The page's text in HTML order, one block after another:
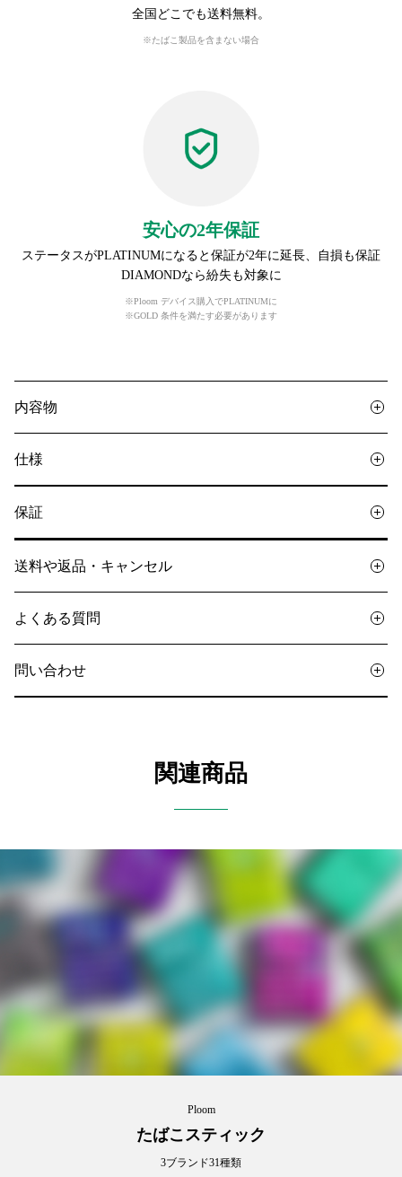
全国どこでも送料無料。
※たばこ製品を含まない場合
安心の2年保証
ステータスがPLATINUMになると保証が2年に延長、自損も保証
DIAMONDなら紛失も対象に
※Ploom デバイス購入でPLATINUMに
※GOLD 条件を満たす必要があります
内容物
仕様
保証
送料や返品・キャンセル
よくある質問
問い合わせ
関連商品
Ploom
たばこスティック
3ブランド31種類